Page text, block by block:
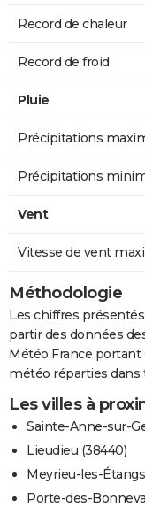
Record de chaleur
Record de froid
Pluie
Précipitations
Précipitations
Vent
Vitesse de vent
Méthodologie
Les chiffres
partir des données
Météo France
météo réparties dans
Les villes à
Sainte-Anne-sur-
Lieudieu (38440)
Meyrieu-les-
Porte-des-